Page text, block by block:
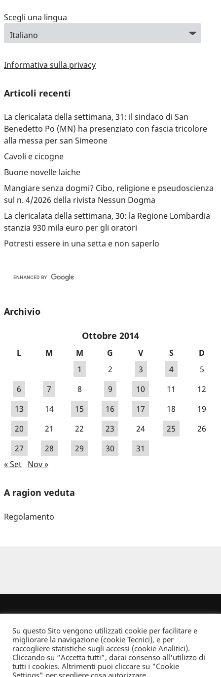
Scegli una lingua
Informativa sulla privacy
Articoli recenti
La clericalata della settimana, 31: il sindaco di San
Benedetto Po (MN) ha presenziato con fascia tricolore
alla messa per san Simeone
Cavoli e cicogne
Buone novelle laiche
Mangiare senza dogmi? Cibo, religione e pseudoscienza
sul n. 4/2026 della rivista Nessun Dogma
La clericalata della settimana, 30: la Regione Lombardia
stanzia 930 mila euro per gli oratori
Potresti essere in una setta e non saperlo
Archivio
Ottobre 2014
L M M G V S
D
1
2 3 4
5
6
7 8 9 10 11
12
13
14 15 16 17 18
19
20
21 22 23 24 25
26
27
28 29 30
31
« Set Nov »
A ragion veduta
Regolamento
Dove non indicato altrimenti quest’opera è distribuita con Licenza
Creative Commons Attribuzione - Non commerciale - Non opere derivate 2.5 Italia
Su questo Sito vengono utilizzati cookie per facilitare e
migliorare la navigazione (cookie Tecnici), e per
raccogliere statistiche sugli accessi (cookie Analitici).
Cliccando su “Accetta tutti”, darai consenso all'utilizzo di
tutti i cookies. Altrimenti puoi cliccare su "Cookie
Settings" per scegliere cosa autorizzare.